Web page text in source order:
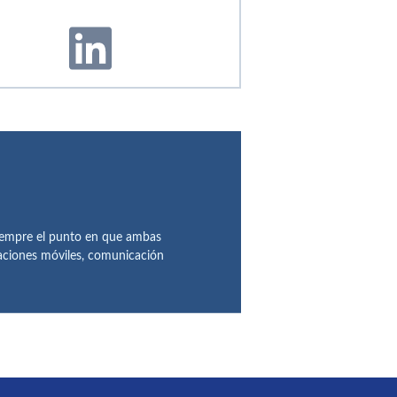
el punto en que ambas
móviles, comunicación